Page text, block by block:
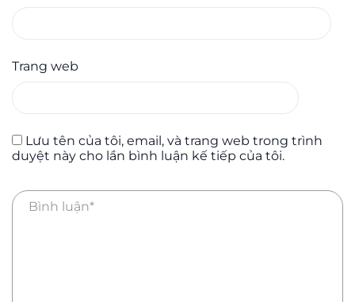
Trang web
Lưu tên của tôi, email, và trang web trong trình
duyệt này cho lần bình luận kế tiếp của tôi.